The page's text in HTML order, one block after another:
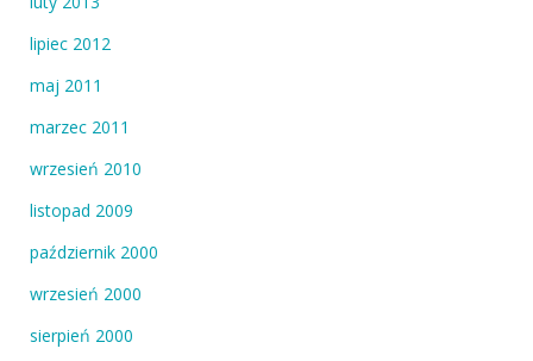
lipiec 2012
maj 2011
marzec 2011
wrzesień 2010
listopad 2009
październik 2000
wrzesień 2000
sierpień 2000